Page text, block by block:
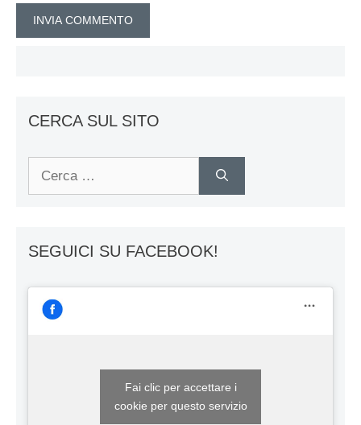
CERCA SUL SITO
SEGUICI SU FACEBOOK!
Fai clic per accettare i
cookie per questo servizio